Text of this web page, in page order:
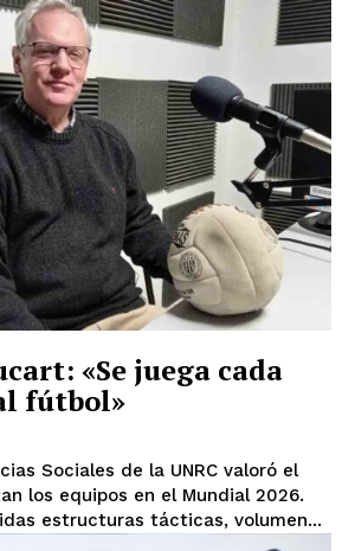
«Se juega cada
fútbol»
Sociales de la UNRC valoró el
los equipos en el Mundial 2026.
estructuras tácticas, volumen...